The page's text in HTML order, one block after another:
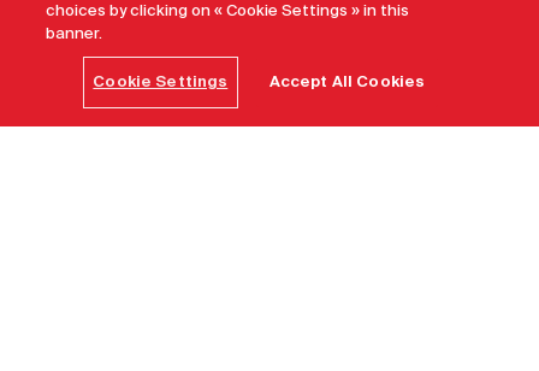
mais en émotions, en rencontres et en moments
choices by clicking on « Cookie Settings » in this
banner.
Cookie Settings Accept All Cookies